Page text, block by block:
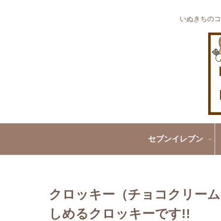
いぬきちの
セブンイレブン
クロッキー（チョコクリー
しめるクロッキーです!!